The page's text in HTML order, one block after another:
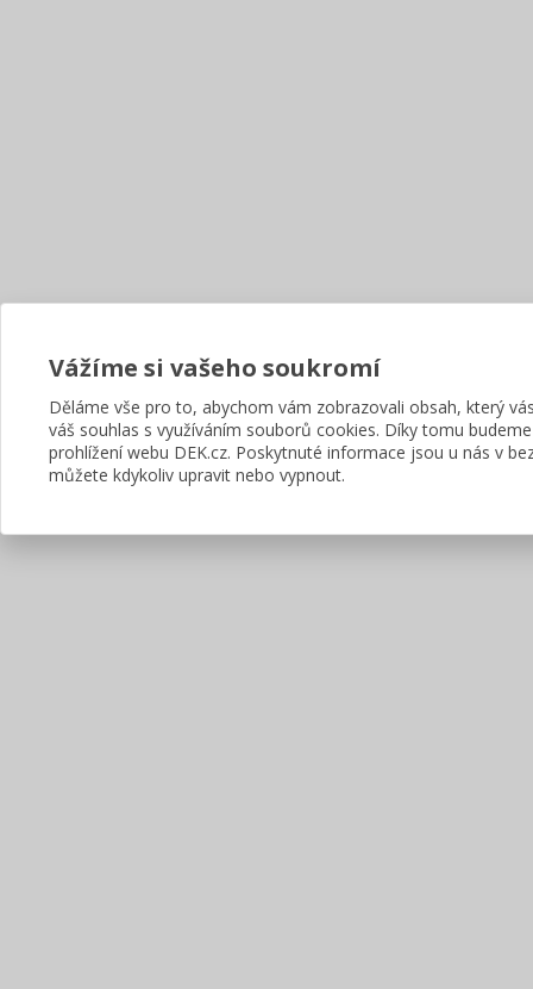
Vážíme si vašeho soukromí
Děláme vše pro to, abychom vám zobrazovali obsah, který
váš souhlas s využíváním souborů cookies. Díky tomu
prohlížení webu DEK.cz. Poskytnuté informace jsou u nás v
můžete kdykoliv upravit nebo vypnout.